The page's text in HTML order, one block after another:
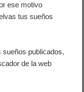
ese motivo
tus sueños
sueños publicados,
de la web